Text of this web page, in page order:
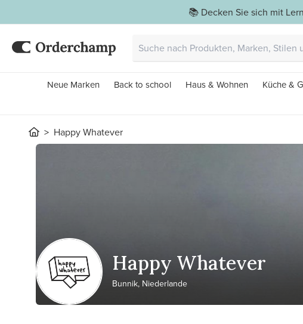
📚 Decken Sie sich mit
Neue Marken Back to school Haus & Wohnen Küche &
Happy Whatever
Happy Whatever
Bunnik, Niederlande